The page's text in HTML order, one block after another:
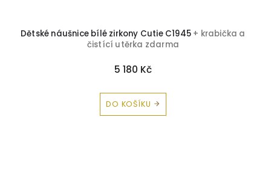
Dětské náušnice bílé zirkony Cutie C1945 + krabička a
čistící utěrka zdarma
5 180 Kč
DO KOŠÍKU